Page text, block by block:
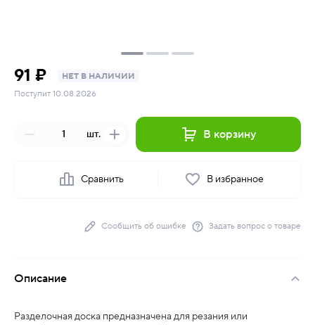
91 ₽
НЕТ В НАЛИЧИИ
Поступит 10.08.2026
шт. В корзину
Сравнить В избранное
Сообщить об ошибке Задать вопрос о товаре
Описание
Разделочная доска предназначена для резания или